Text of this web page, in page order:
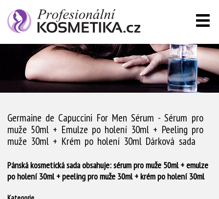
Germaine de Capuccini For Men Sérum - Sérum pro
muže 50ml + Emulze po holení 30ml + Peeling pro
muže 30ml + Krém po holení 30ml Dárková sada
Pánská kosmetická sada obsahuje: sérum pro muže 50ml + emulze
po holení 30ml + peeling pro muže 30ml + krém po holení 30ml